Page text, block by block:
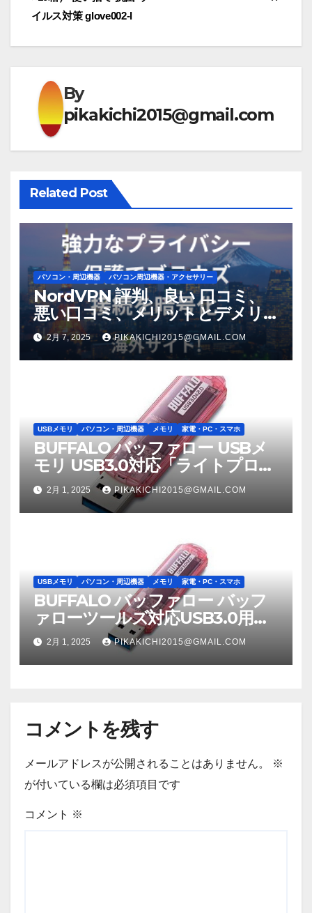
ナ
ビ
ゲ
ー
シ
ン
イルス対策 glove002-l
By
pikakichi2015@gmail.com
Related Post
パソコン・周辺機器 パソコン周辺機器・アクセサリー
NordVPN 評判、良い 口コミ、
悪い口コミ、メリットとデメリ
ット!! 【徹底解説】
2月 7, 2025 PIKAKICHI2015@GMAIL.COM
USBメモリ パソコン・周辺機器 メモリ 家電・PC・スマホ
BUFFALO バッファロー USBメ
モリ USB3.0対応「ライトプロテ
クト機能」搭載モデル RUF3-
C8GA-PK
2月 1, 2025 PIKAKICHI2015@GMAIL.COM
USBメモリ パソコン・周辺機器 メモリ 家電・PC・スマホ
BUFFALO バッファロー バッフ
ァローツールズ対応USB3.0用
USBメモリースタンダードモデ
ル 64GB ピンクモデル RUF3-
C64GA-PK RUF3C64GAPK
2月 1, 2025 PIKAKICHI2015@GMAIL.COM
コメントを残す
メールアドレスが公開されることはありません。
※
が付いている欄は必須項目です
コメント ※